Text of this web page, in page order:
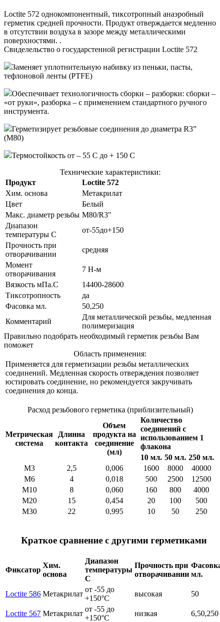
Loctite 572 однокомпонентный, тиксотропный анаэробный
герметик средней прочности. Продукт отверждается медленно
в отсутствии воздуха в зазоре между металлическими
поверхностями. .
Свиделельство о государстенной регистрации Loctite 572
Заменяет уплотнительную набивку из пеньки, пасты,
тефлоновой ленты (PTFE)
Обеспечивает технологичность сборки – разборки: сборки –
«от руки», разборка – с применением стандартного ручного
инструмента.
Герметизирует резьбовые соединения до диаметра R3”
(M80)
Термостойкость от – 55 С до + 150 С
Технические характеристики:
Продукт
Loctite 572
Хим. основа
Метакрилат
Цвет
Белый
Макс. диаметр резьбы М80/R3"
Диапазон
температуры С
от-55до+150
Прочность при
отворачивании
средняя
Момент
отворачивания
7 Н-м
Вязкость мПа.С
14400-28600
Тиксотропность
да
Фасовка мл.
50,250
Комментарий
Для металлической резьбы, медленная
полимеризация
Правильно подобрать необходимый герметик резьбы Вам
поможет
Область применения:
Применяется для герметизации резьбы металлических
соединений. Медленная скорость отверждения позволяет
юстировать соединение, но рекомендуется закручивать
соединения до конца.
Расход резьбового герметика (приблизительный)
Метрическая
система
Длинна
контакта
Объем
продукта на
соединение
(мл)
Количество
соединений с
использованием 1
флакона
10 мл. 50 мл. 250 мл.
М3
2,5 0,006 1600 8000
40000
М6
4 0,018 500 2500
12500
М10
8 0,060 160 800
4000
М20
15 0,454 20 100
500
М30
22 0,995 10 50 250
Краткое сравнение с другими герметиками
Фиксатор
Хим.
основа
Диапазон
температуры
С
Прочность при
отворачивании мл.
Loctite 586 Метакрилат
от -55 до
+150°C
высокая 50
Loctite 567 Метакрилат
от -55 до
+150°C
низкая 6,50,250